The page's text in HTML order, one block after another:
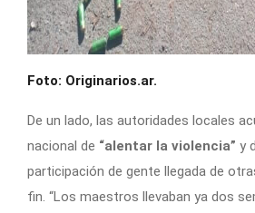
Foto: Originarios.ar.
De un lado, las autoridades locales
nacional de “alentar la violencia” y
participación de gente llegada de
fin. “Los maestros llevaban ya dos